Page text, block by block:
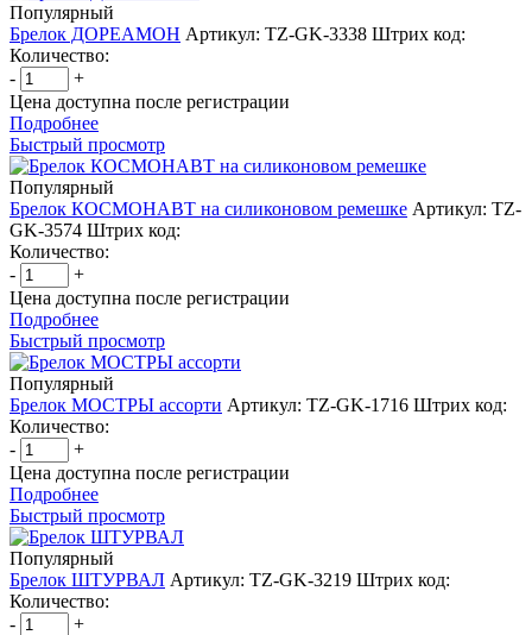
Популярный
Брелок ДОРЕАМОН Артикул: TZ-GK-3338 Штрих код:
Количество:
-
+
Цена доступна после регистрации
Подробнее
Быстрый просмотр
Популярный
Брелок КОСМОНАВТ на силиконовом ремешке Артикул: TZ-
GK-3574 Штрих код:
Количество:
-
+
Цена доступна после регистрации
Подробнее
Быстрый просмотр
Популярный
Брелок МОСТРЫ ассорти Артикул: TZ-GK-1716 Штрих код:
Количество:
-
+
Цена доступна после регистрации
Подробнее
Быстрый просмотр
Популярный
Брелок ШТУРВАЛ Артикул: TZ-GK-3219 Штрих код:
Количество:
-
+